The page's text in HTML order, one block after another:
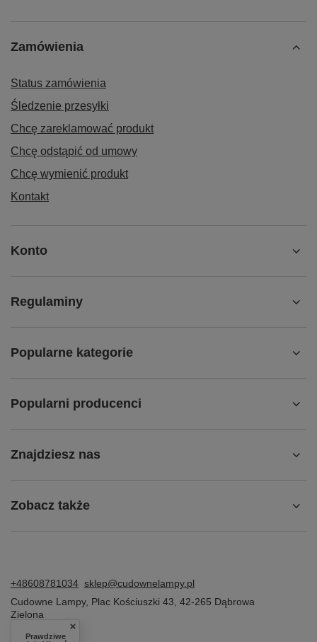
Zamówienia
Status zamówienia
Śledzenie przesyłki
Chcę zareklamować produkt
Chcę odstąpić od umowy
Chcę wymienić produkt
Kontakt
Konto
Regulaminy
Popularne kategorie
Popularni producenci
Znajdziesz nas
Zobacz także
+48608781034 sklep@cudownelampy.pl
Cudowne Lampy, Plac Kościuszki 43 42-265 Dąbrowa
Zielona
Prawdziwe